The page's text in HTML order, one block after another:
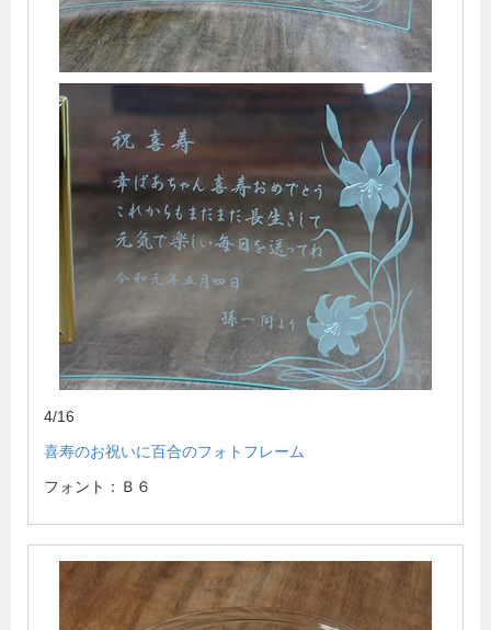
4/16
喜寿のお祝いに百合のフォトフレーム
フォント：Ｂ６